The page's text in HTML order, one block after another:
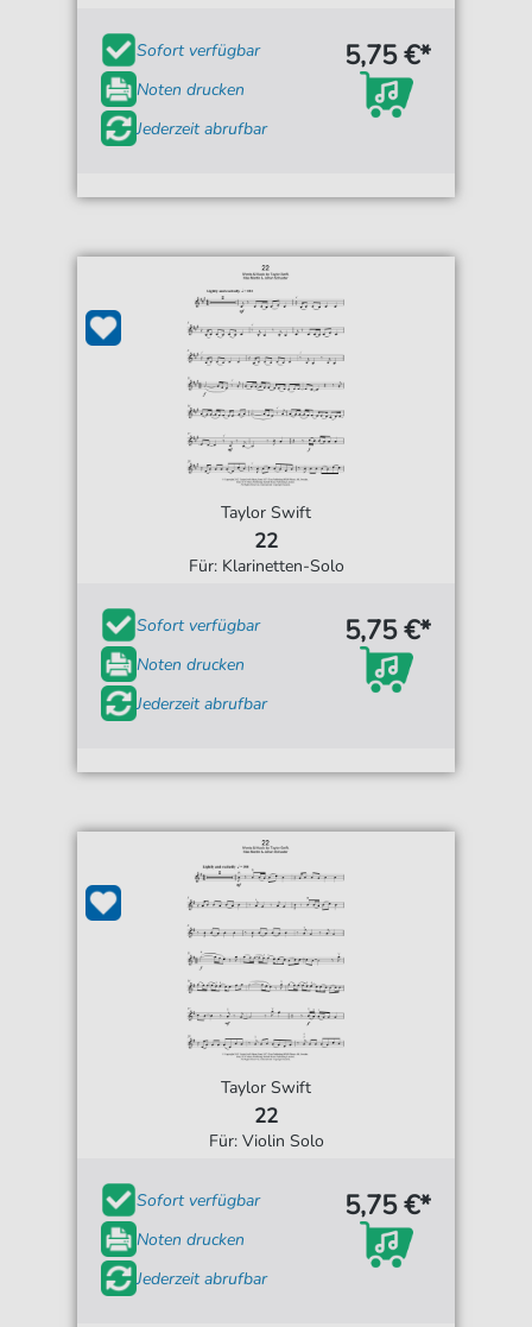
Sofort verfügbar
Noten drucken
Jederzeit abrufbar
5,75 €*
Taylor Swift
22
Für: Klarinetten-Solo
Sofort verfügbar
Noten drucken
Jederzeit abrufbar
5,75 €*
Taylor Swift
22
Für: Violin Solo
Sofort verfügbar
Noten drucken
Jederzeit abrufbar
5,75 €*